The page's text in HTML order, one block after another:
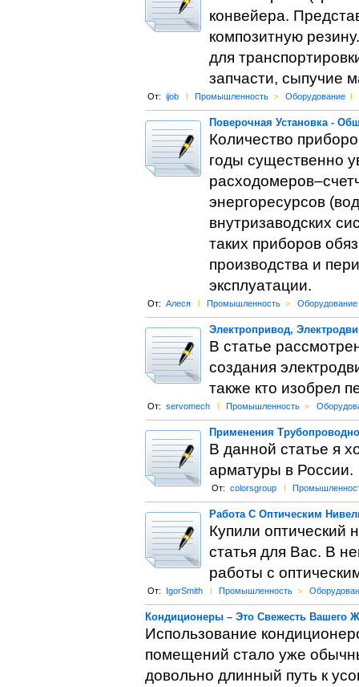
конвейера.
композитную
для
запчасти, сыпучие
От: ijob l Промышленность > Оборудование l
Поверочная Установка -
Количество
годы существенно
энергоресурсов
внутризаводских
таких приборов
производства и
эксплуатации.
От: Алеся l Промышленность > Оборудование
Электропривод,
В статье
создания
также кто изобрел
От: servomech l Промышленность >
Применения
В данной статье я
арматуры в России.
От: colorsgroup l
Работа С Оптическим
Купили оптический
статья для Вас. В
работы с
От: IgorSmith l Промышленность >
Кондиционеры – Это Свежесть Вашего
Использование
помещений стало уже
довольно длинный путь к